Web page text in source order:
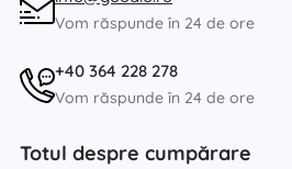
Vom răspunde în 24 de ore
+40 364 228 278
Vom răspunde în 24 de ore
Totul despre cumpărare